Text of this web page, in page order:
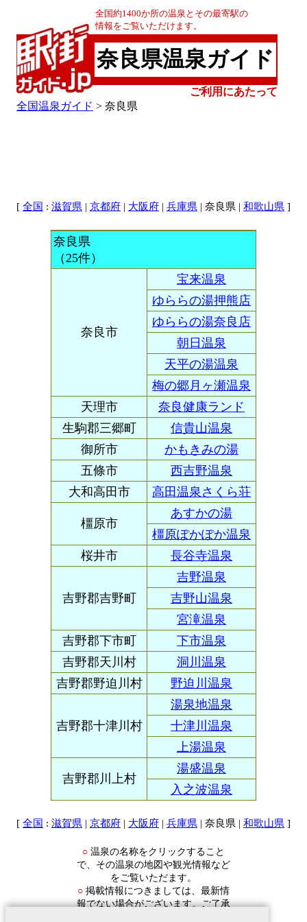
全国約1400か所の温泉とその最寄駅の
情報をご覧いただけます。
奈良県温泉ガイド
ご利用にあたって
全国温泉ガイド > 奈良県
[ 全国 : 滋賀県 | 京都府 | 大阪府 | 兵庫県 | 奈良県 | 和歌山県 ]
奈良県
（25件）
奈良市
宝来温泉
ゆららの湯押熊店
ゆららの湯奈良店
朝日温泉
天平の湯温泉
梅の郷月ヶ瀬温泉
天理市
奈良健康ランド
生駒郡三郷町
信貴山温泉
御所市
かもきみの湯
五條市
西吉野温泉
大和高田市
高田温泉さくら荘
橿原市
あすかの湯
橿原ぽかぽか温泉
桜井市
長谷寺温泉
吉野郡吉野町
吉野温泉
吉野山温泉
宮滝温泉
吉野郡下市町
下市温泉
吉野郡天川村
洞川温泉
吉野郡野迫川村
野迫川温泉
吉野郡十津川村
湯泉地温泉
十津川温泉
上湯温泉
吉野郡川上村
湯盛温泉
入之波温泉
[ 全国 : 滋賀県 | 京都府 | 大阪府 | 兵庫県 | 奈良県 | 和歌山県 ]
○ 温泉の名称をクリックすること
で、その温泉の地図や観光情報など
をご覧いただます。
○ 掲載情報につきましては、最新情
報でない場合がございます。ご了承